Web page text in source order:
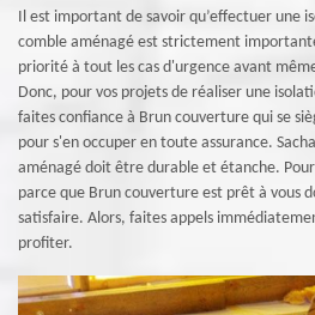
Il est important de savoir qu’effectuer une
comble aménagé est strictement
priorité à tout les cas d'urgence avant
Donc, pour vos projets de réaliser une
faites confiance à Brun couverture qui se
pour s'en occuper en toute assurance.
aménagé doit être durable et étanche.
parce que Brun couverture est prêt à vous
satisfaire. Alors, faites appels
profiter.